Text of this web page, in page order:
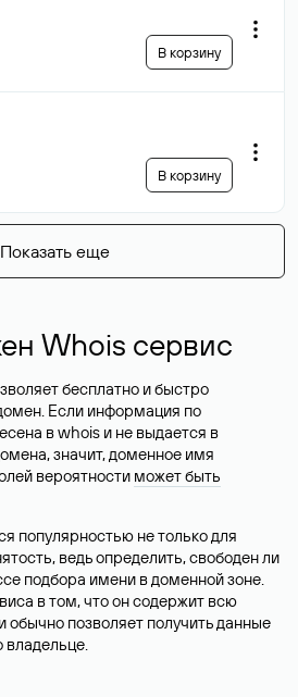
В корзину
В корзину
Показать еще
Whois сервис
бесплатно и быстро
Если информация по
в whois и не выдается в
значит, доменное имя
вероятности может быть
популярностью не только для
ведь определить, свободен ли
подбора имени в доменной зоне.
в том, что он содержит всю
позволяет получить данные
владельце.